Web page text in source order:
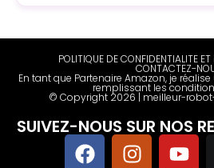
POLITIQUE DE CONFIDENTIALITE
CONTACTEZ-
En tant que Partenaire Amazon, je
remplissant les
© Copyright 2026 | meilleur-
SUIVEZ-NOUS SUR NOS